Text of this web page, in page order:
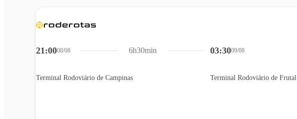
21:0008/08
Terminal Rodoviário de Campinas
03:3009/08
Terminal Rodoviário de Frutal
6h30min